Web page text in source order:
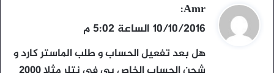
ي
ق
و
ل
Amr
:
10/10/2016 الساعة 5:02 م
هل بعد تفعيل الحساب و طلب الماستر كارد و